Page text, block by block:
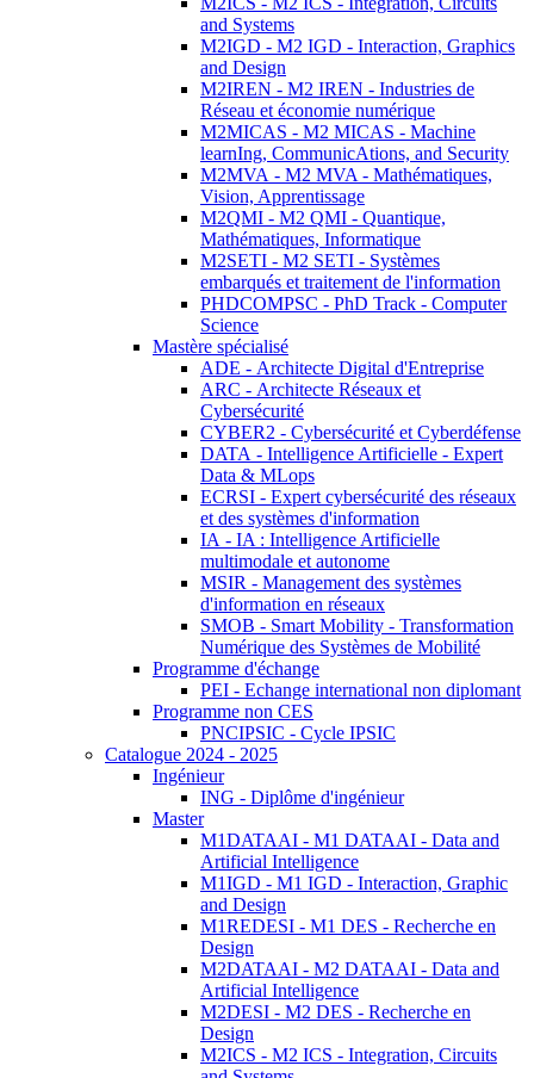
and Systems
M2IGD - M2 IGD - Interaction, Graphics
and Design
M2IREN - M2 IREN - Industries de
Réseau et économie numérique
M2MICAS - M2 MICAS - Machine
learnIng, CommunicAtions, and Security
M2MVA - M2 MVA - Mathématiques,
Vision, Apprentissage
M2QMI - M2 QMI - Quantique,
Mathématiques, Informatique
M2SETI - M2 SETI - Systèmes
embarqués et traitement de l'information
PHDCOMPSC - PhD Track - Computer
Science
Mastère spécialisé
ADE - Architecte Digital d'Entreprise
ARC - Architecte Réseaux et
Cybersécurité
CYBER2 - Cybersécurité et Cyberdéfense
DATA - Intelligence Artificielle - Expert
Data & MLops
ECRSI - Expert cybersécurité des réseaux
et des systèmes d'information
IA - IA : Intelligence Artificielle
multimodale et autonome
MSIR - Management des systèmes
d'information en réseaux
SMOB - Smart Mobility - Transformation
Numérique des Systèmes de Mobilité
Programme d'échange
PEI - Echange international non diplomant
Programme non CES
PNCIPSIC - Cycle IPSIC
Catalogue 2024 - 2025
Ingénieur
ING - Diplôme d'ingénieur
Master
M1DATAAI - M1 DATAAI - Data and
Artificial Intelligence
M1IGD - M1 IGD - Interaction, Graphic
and Design
M1REDESI - M1 DES - Recherche en
Design
M2DATAAI - M2 DATAAI - Data and
Artificial Intelligence
M2DESI - M2 DES - Recherche en
Design
M2ICS - M2 ICS - Integration, Circuits